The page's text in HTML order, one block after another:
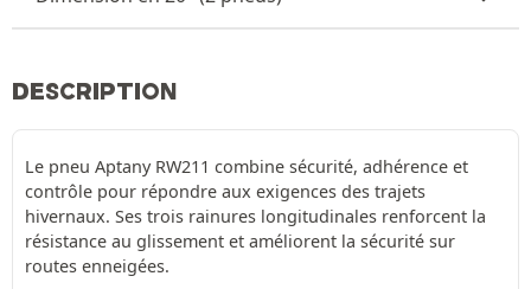
DESCRIPTION
Le pneu Aptany RW211 combine sécurité, adhérence et
contrôle pour répondre aux exigences des trajets
hivernaux. Ses trois rainures longitudinales renforcent la
résistance au glissement et améliorent la sécurité sur
routes enneigées.